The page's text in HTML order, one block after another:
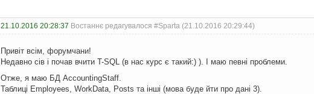
21.10.2016 20:28:37 Востаннє редагувалося #Sparta (21.10.2016 20:29:44)
Привіт всім, форумчани!
Недавно сів і почав вчити T-SQL (в нас курс є такий:) ). І маю певні проблеми.
Отже, я маю БД AccountingStaff.
Таблиці Employees, WorkData, Posts та інші (мова буде йти про дані 3).